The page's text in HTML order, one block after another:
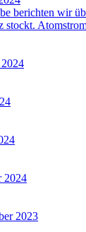
berichten wir
2024
2023